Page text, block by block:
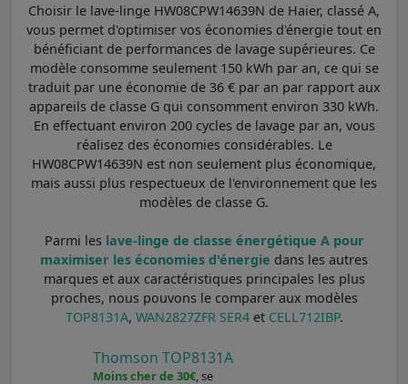
Choisir le lave-linge HW08CPW14639N de Haier, classé A,
vous permet d'optimiser vos économies d'énergie tout en
bénéficiant de performances de lavage supérieures. Ce
modèle consomme seulement 150 kWh par an, ce qui se
traduit par une économie de 36 € par an par rapport aux
appareils de classe G qui consomment environ 330 kWh.
En effectuant environ 200 cycles de lavage par an, vous
réalisez des économies considérables. Le
HW08CPW14639N est non seulement plus économique,
mais aussi plus respectueux de l'environnement que les
modèles de classe G.
Parmi les lave-linge de classe énergétique A pour
maximiser les économies d'énergie dans les autres
marques et aux caractéristiques principales les plus
proches, nous pouvons le comparer aux modèles
TOP8131A, WAN2827ZFR SER4et CELL712IBP.
Thomson TOP8131A
Moins cher de 30€, se